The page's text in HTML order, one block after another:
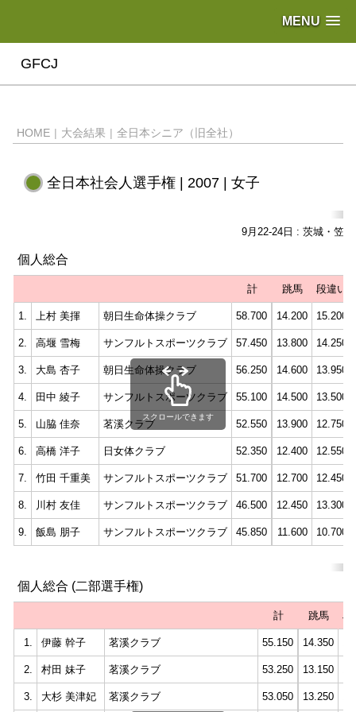
MENU
GFCJ
HOME | 大会結果 | 全日本シニア（旧全社）
全日本社会人選手権 | 2007 | 女子
9月22-24日 : 茨城・笠
個人総合
計 跳馬 段違い
1. 上村 美揮 朝日生命体操クラブ 58.700 14.200 15.200
2. 高堰 雪梅 サンフルトスポーツクラブ 57.450 13.800 14.250
3. 大島 杏子 朝日生命体操クラブ 56.250 14.600 13.950
4. 田中 綾子 サンフルトスポーツクラブ 55.100 14.500 13.500
5. 山脇 佳奈 茗溪クラブ 52.550 13.900 12.750
6. 高橋 洋子 日女体クラブ 52.350 12.400 12.550
7. 竹田 千重美 サンフルトスポーツクラブ 51.700 12.700 12.450
8. 川村 友佳 サンフルトスポーツクラブ 46.500 12.450 13.300
9. 飯島 朋子 サンフルトスポーツクラブ 45.850 11.600 10.700
スクロールできます
個人総合 (二部選手権)
計 跳馬 段
1. 伊藤 幹子 茗溪クラブ 55.150 14.350
2. 村田 妹子 茗溪クラブ 53.250 13.150
3. 大杉 美津妃 茗溪クラブ 53.050 13.250